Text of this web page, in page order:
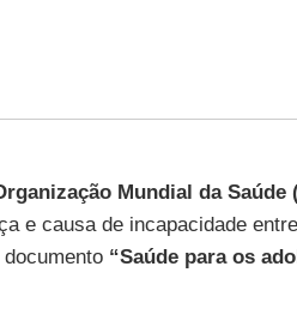
Mundial da Saúde
e causa de incapacidade
“Saúde para os